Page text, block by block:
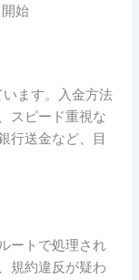
始
ます。入金方法
スピード重視な
行送金など、目
ートで処理され
規約違反が疑わ